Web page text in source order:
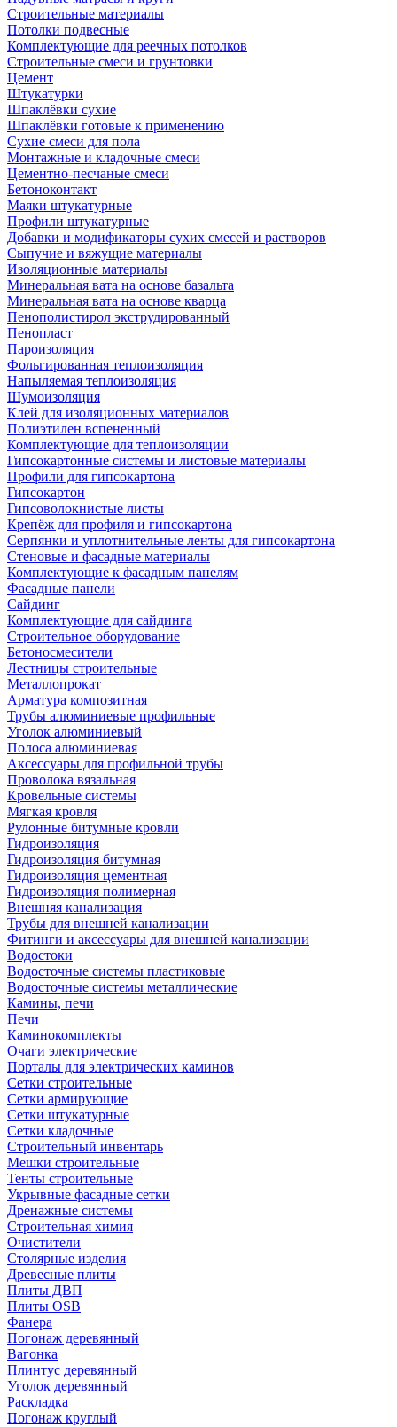
Строительные материалы
Потолки подвесные
Комплектующие для реечных потолков
Строительные смеси и грунтовки
Цемент
Штукатурки
Шпаклёвки сухие
Шпаклёвки готовые к применению
Сухие смеси для пола
Монтажные и кладочные смеси
Цементно-песчаные смеси
Бетоноконтакт
Маяки штукатурные
Профили штукатурные
Добавки и модификаторы сухих смесей и растворов
Сыпучие и вяжущие материалы
Изоляционные материалы
Минеральная вата на основе базальта
Минеральная вата на основе кварца
Пенополистирол экструдированный
Пенопласт
Пароизоляция
Фольгированная теплоизоляция
Напыляемая теплоизоляция
Шумоизоляция
Клей для изоляционных материалов
Полиэтилен вспененный
Комплектующие для теплоизоляции
Гипсокартонные системы и листовые материалы
Профили для гипсокартона
Гипсокартон
Гипсоволокнистые листы
Крепёж для профиля и гипсокартона
Серпянки и уплотнительные ленты для гипсокартона
Стеновые и фасадные материалы
Комплектующие к фасадным панелям
Фасадные панели
Сайдинг
Комплектующие для сайдинга
Строительное оборудование
Бетоносмесители
Лестницы строительные
Металлопрокат
Арматура композитная
Трубы алюминиевые профильные
Уголок алюминиевый
Полоса алюминиевая
Аксессуары для профильной трубы
Проволока вязальная
Кровельные системы
Мягкая кровля
Рулонные битумные кровли
Гидроизоляция
Гидроизоляция битумная
Гидроизоляция цементная
Гидроизоляция полимерная
Внешняя канализация
Трубы для внешней канализации
Фитинги и аксессуары для внешней канализации
Водостоки
Водосточные системы пластиковые
Водосточные системы металлические
Камины, печи
Печи
Каминокомплекты
Очаги электрические
Порталы для электрических каминов
Сетки строительные
Сетки армирующие
Сетки штукатурные
Сетки кладочные
Строительный инвентарь
Мешки строительные
Тенты строительные
Укрывные фасадные сетки
Дренажные системы
Строительная химия
Очистители
Столярные изделия
Древесные плиты
Плиты ДВП
Плиты OSB
Фанера
Погонаж деревянный
Вагонка
Плинтус деревянный
Уголок деревянный
Раскладка
Погонаж круглый